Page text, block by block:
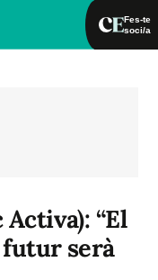
Fes-te
soci/a
“El
serà